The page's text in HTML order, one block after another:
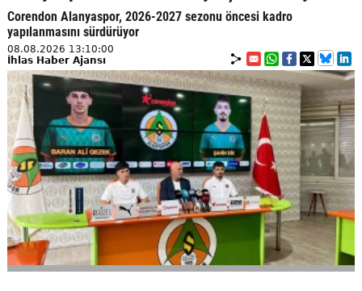
Corendon Alanyaspor, 2026-2027 sezonu öncesi kadro
yapılanmasını sürdürüyor
08.08.2026 13:10:00
İhlas Haber Ajansı